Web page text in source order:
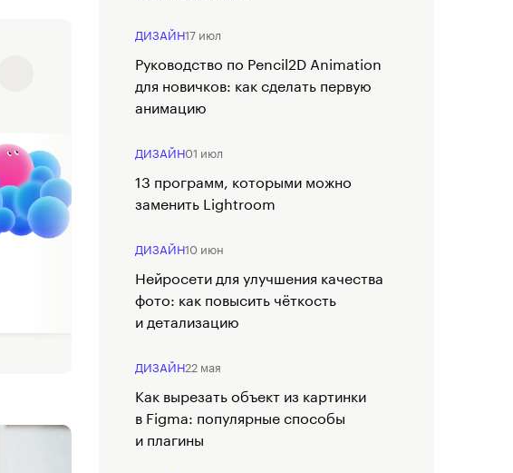
ДИЗАЙН17 июл
Руководство по Pencil2D Animation
для новичков: как сделать первую
анимацию
ДИЗАЙН01 июл
13 программ, которыми можно
заменить Lightroom
ДИЗАЙН10 июн
Нейросети для улучшения качества
фото: как повысить чёткость
и детализацию
ДИЗАЙН22 мая
Как вырезать объект из картинки
в Figma: популярные способы
и плагины